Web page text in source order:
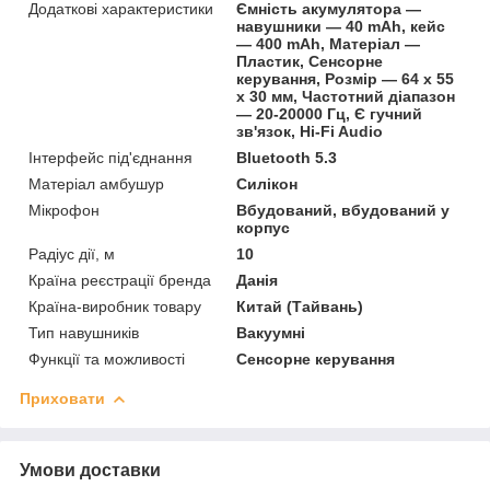
Додаткові характеристики
Ємність акумулятора —
навушники — 40 mAh, кейс
— 400 mAh, Матеріал —
Пластик, Сенсорне
керування, Розмір — 64 х 55
х 30 мм, Частотний діапазон
— 20-20000 Гц, Є гучний
зв'язок, Hi-Fi Audio
Інтерфейс під'єднання
Bluetooth 5.3
Матеріал амбушур
Силікон
Мікрофон
Вбудований, вбудований у
корпус
Радіус дії, м
10
Країна реєстрації бренда
Данія
Країна-виробник товару
Китай (Тайвань)
Тип навушників
Вакуумні
Функції та можливості
Сенсорне керування
Приховати
Умови доставки